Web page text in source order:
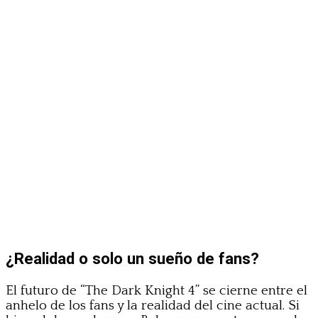
¿Realidad o solo un sueño de fans?
El futuro de “The Dark Knight 4” se cierne entre el
anhelo de los fans y la realidad del cine actual. Si